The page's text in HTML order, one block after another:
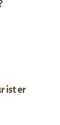
ist er